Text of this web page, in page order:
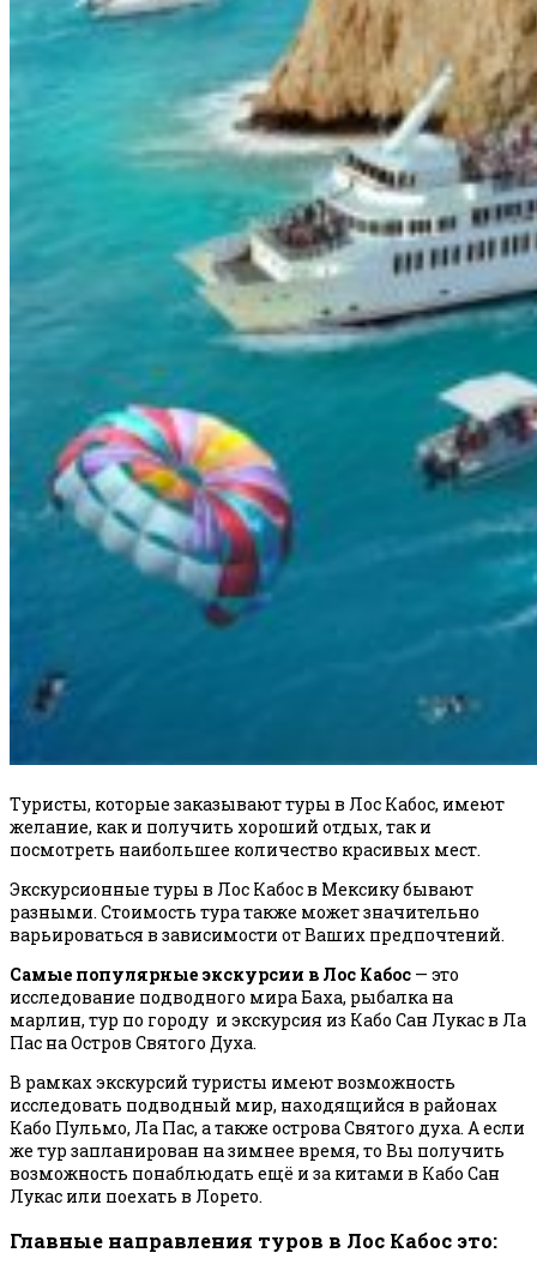
Туристы, которые заказывают туры в Лос Кабос, имеют
желание, как и получить хороший отдых, так и
посмотреть наибольшее количество красивых мест.
Экскурсионные туры в Лос Кабос в Мексику бывают
разными. Стоимость тура также может значительно
варьироваться в зависимости от Ваших предпочтений.
Самые популярные экскурсии в Лос Кабос — это
исследование подводного мира Баха, рыбалка на
марлин, тур по городу и экскурсия из Кабо Сан Лукас в Ла
Пас на Остров Святого Духа.
В рамках экскурсий туристы имеют возможность
исследовать подводный мир, находящийся в районах
Кабо Пульмо, Ла Пас, а также острова Святого духа. А если
же тур запланирован на зимнее время, то Вы получить
возможность понаблюдать ещё и за китами в Кабо Сан
Лукас или поехать в Лорето.
Главные направления туров в Лос Кабос это: